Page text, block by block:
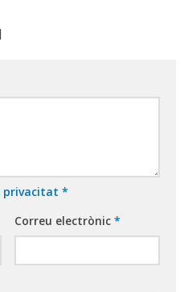
privacitat *
Correu electrònic *